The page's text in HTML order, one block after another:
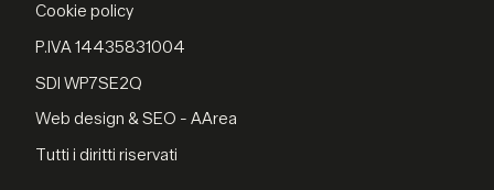
Cookie policy
P.IVA 14435831004
SDI WP7SE2Q
Web design & SEO - AArea
Tutti i diritti riservati